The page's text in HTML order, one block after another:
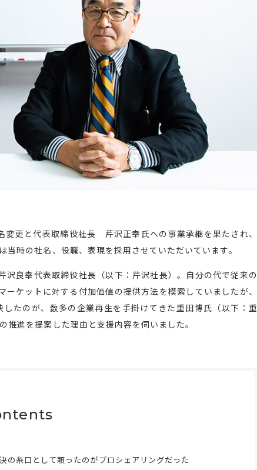
更と代表取締役社長 芹沢正幸氏への事業承継を果たされ、
時の社名、役職、表現を採用させていただいています。
良幸代表取締役社長（以下：芹沢社長）。自分の代で従来の
ケットに対する付加価値の提供方法を模索していましたが、
たのが、数多の企業再生を手掛けてきた重田博氏（以下：重
進を提案した理由と支援内容を伺いました。
の糸口として頼ったのがプロシェアリングだった